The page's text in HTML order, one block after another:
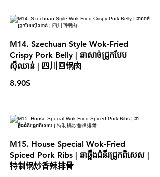
M14. Szechuan Style Wok-Fried
Crispy Pork Belly | ឆាសាច់ជ្រូកបែប
ស៊ីឈាន់ | 四川回锅肉
8.90$
M15. House Special Wok-Fried
Spiced Pork Ribs | ឆាឆ្អឹងជំនីរជ្រូកពិសេស |
特制锅炒香辣排骨